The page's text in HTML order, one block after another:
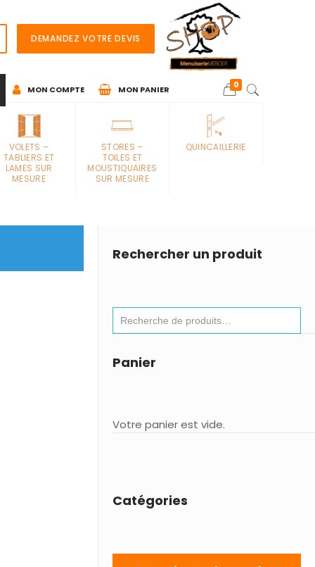
DEMANDEZ VOTRE DEVIS
VOLETS –
TABLIERS ET
LAMES SUR
MESURE
STORES –
TOILES ET
MOUSTIQUAIRES
SUR MESURE
QUINCAILLERIE
MON COMPTE MON PANIER 0
Rechercher un produit
Panier
Votre panier est vide.
Catégories